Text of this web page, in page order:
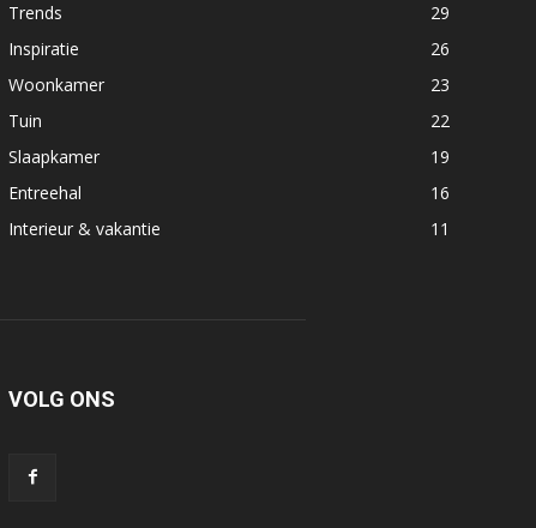
Trends
29
Inspiratie
26
Woonkamer
23
Tuin
22
Slaapkamer
19
Entreehal
16
Interieur & vakantie
11
VOLG ONS